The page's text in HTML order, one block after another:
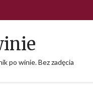
po winie. Bez zadęcia